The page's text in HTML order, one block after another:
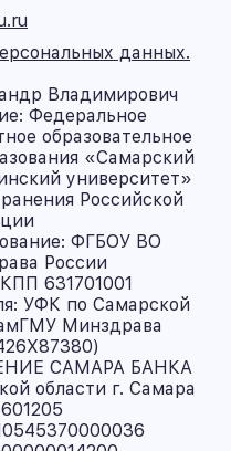
данных.
Владимирович
Федеральное
образовательное
«Самарский
университет»
Российской
ФГБОУ ВО
России
631701001
УФК по Самарской
Минздрава
САМАРА БАНКА
области г. Самара